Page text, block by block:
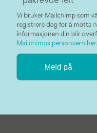
Vi bruker Mailchimp som
registrere deg for å motta
informasjonen din blir
Mailchimps personvern her.